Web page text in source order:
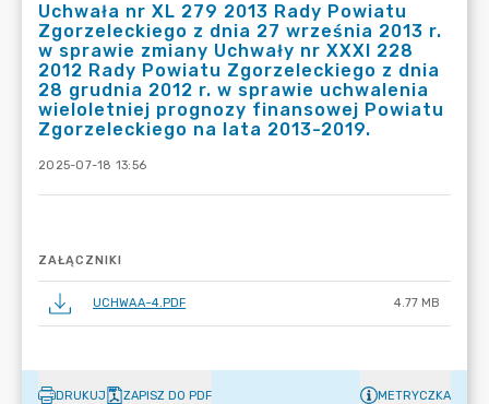
Uchwała nr XL 279 2013 Rady Powiatu
Zgorzeleckiego z dnia 27 września 2013 r.
w sprawie zmiany Uchwały nr XXXI 228
2012 Rady Powiatu Zgorzeleckiego z dnia
28 grudnia 2012 r. w sprawie uchwalenia
wieloletniej prognozy finansowej Powiatu
Zgorzeleckiego na lata 2013-2019.
2025-07-18 13:56
ZAŁĄCZNIKI
UCHWAA~4.PDF 4.77 MB
DRUKUJ ZAPISZ DO PDF METRYCZKA